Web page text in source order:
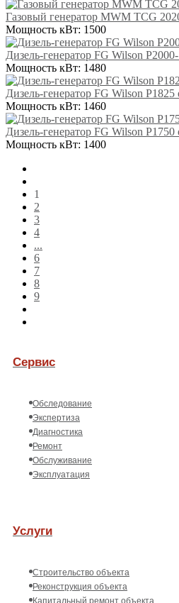
Газовый генератор MWM TCG
Мощность кВт: 1500
Дизель-генератор FG Wilson
Мощность кВт: 1480
Дизель-генератор FG Wilson
Мощность кВт: 1460
Дизель-генератор FG Wilson
Мощность кВт: 1400
1
2
3
4
...
6
7
8
9
Сервис
Обследование
Экспертиза
Диагностика
Ремонт
Обслуживание
Эксплуатация
Услуги
Строительство объекта
Реконструкция объекта
Капитальный ремонт объекта